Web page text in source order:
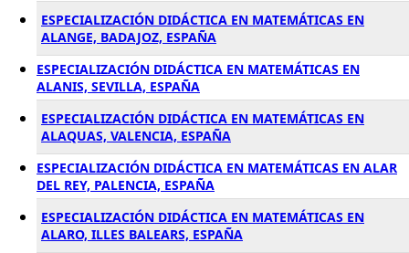
ESPECIALIZACIÓN DIDÁCTICA EN MATEMÁTICAS EN
ALANGE, BADAJOZ, ESPAÑA
ESPECIALIZACIÓN DIDÁCTICA EN MATEMÁTICAS EN
ALANIS, SEVILLA, ESPAÑA
ESPECIALIZACIÓN DIDÁCTICA EN MATEMÁTICAS EN
ALAQUAS, VALENCIA, ESPAÑA
ESPECIALIZACIÓN DIDÁCTICA EN MATEMÁTICAS EN ALAR
DEL REY, PALENCIA, ESPAÑA
ESPECIALIZACIÓN DIDÁCTICA EN MATEMÁTICAS EN
ALARO, ILLES BALEARS, ESPAÑA